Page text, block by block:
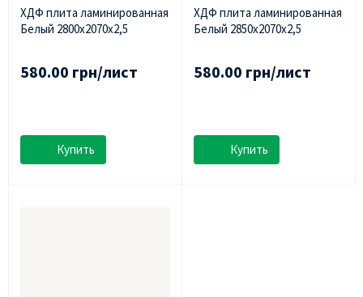
ХДФ плита ламинированная
Белый 2800х2070х2,5
580.00 грн/лист
Купить
ХДФ плита ламинированная
Белый 2850х2070х2,5
580.00 грн/лист
Купить